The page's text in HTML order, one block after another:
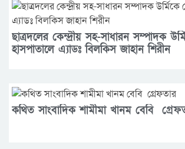
ছাত্রদলের কেন্দ্রীয় সহ-সাধারন সম্পাদক
হাসপাতালে এ্যাডঃ বিলকিস জাহান শিরীন
কথিত সাংবাদিক শামীমা খানম বেবি